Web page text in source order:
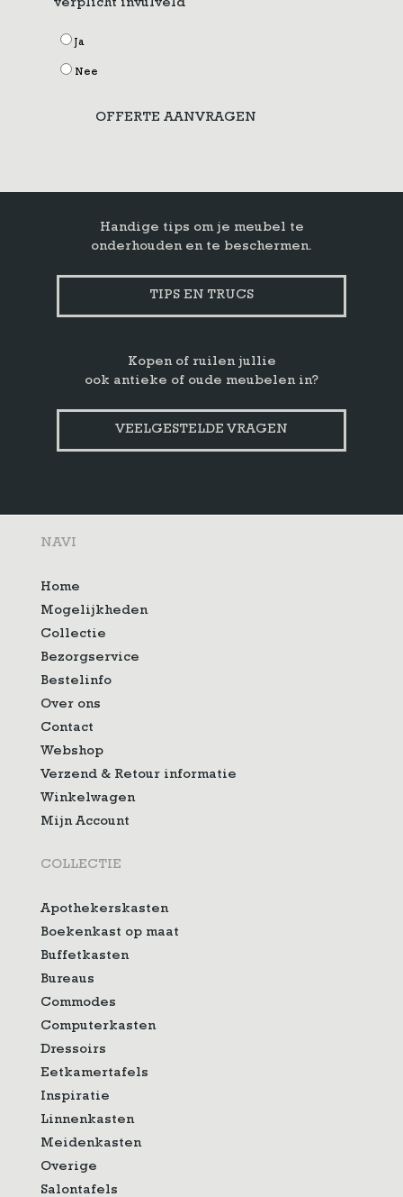
verplicht invulveld
Ja
Nee
OFFERTE AANVRAGEN
Handige tips om je meubel te
onderhouden en te beschermen.
TIPS EN TRUCS
Kopen of ruilen jullie
ook antieke of oude meubelen in?
VEELGESTELDE VRAGEN
NAVI
Home
Mogelijkheden
Collectie
Bezorgservice
Bestelinfo
Over ons
Contact
Webshop
Verzend & Retour informatie
Winkelwagen
Mijn Account
COLLECTIE
Apothekerskasten
Boekenkast op maat
Buffetkasten
Bureaus
Commodes
Computerkasten
Dressoirs
Eetkamertafels
Inspiratie
Linnenkasten
Meidenkasten
Overige
Salontafels